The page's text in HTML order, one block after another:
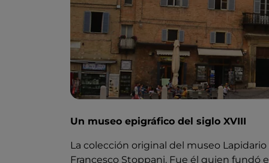
Un museo epigráfico del siglo XVIII
La colección original del museo Lapidario
Francesco Stoppani. Fue él quien fundó